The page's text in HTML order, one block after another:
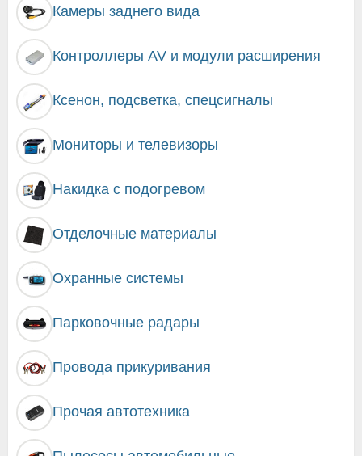
Камеры заднего вида
Контроллеры AV и модули расширения
Ксенон, подсветка, спецсигналы
Мониторы и телевизоры
Накидка с подогревом
Отделочные материалы
Охранные системы
Парковочные радары
Провода прикуривания
Прочая автотехника